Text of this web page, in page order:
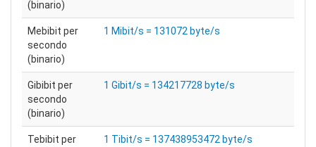
(binario)
Mebibit per
secondo
(binario)
1 Mibit/s = 131072 byte/s
Gibibit per
secondo
(binario)
1 Gibit/s = 134217728 byte/s
Tebibit per
1 Tibit/s = 137438953472 byte/s